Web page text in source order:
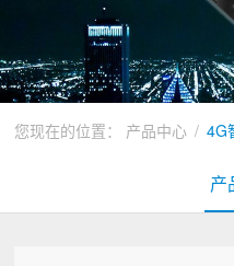
您现在的位置： 产品中心 / 4G
产